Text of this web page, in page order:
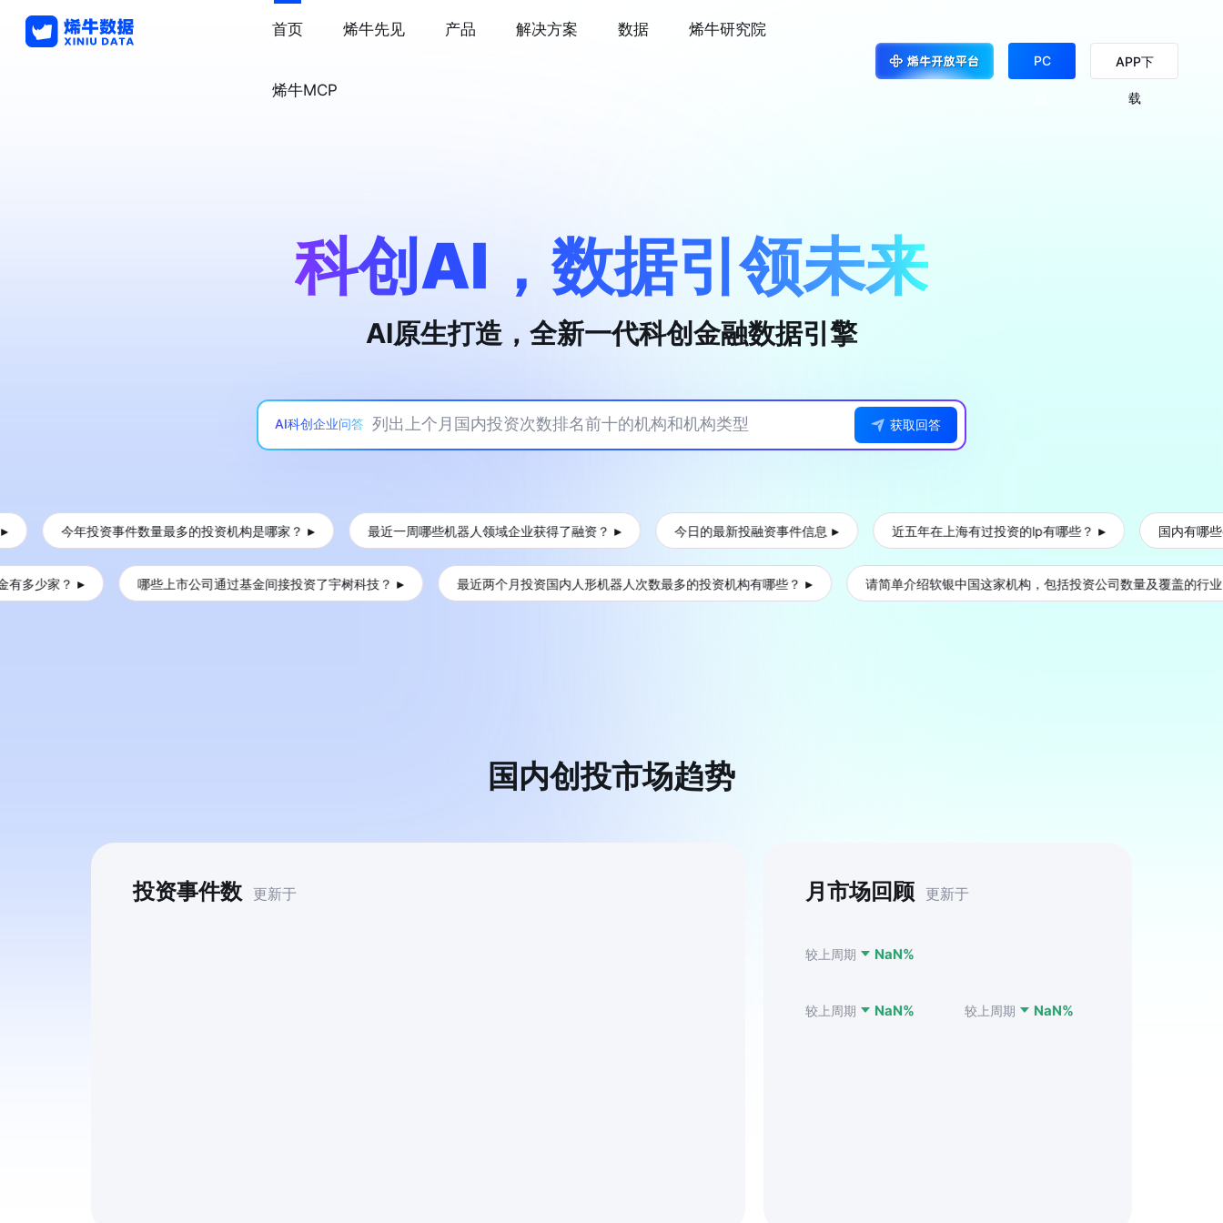
首页 烯牛先见 产品 解决方案 数据 烯牛研究院
烯牛MCP
PC APP下
载
科创AI，数据引领未来
AI原生打造，全新一代科创金融数据引擎
AI科创企业问答 列出上个月国内投资次数排名前十的机构和机构类型 获取回答
今年投资事件数量最多的投资机构是哪家？ 最近一周哪些机器人领域企业获得了融资？ 今日的最新投融资事件信息 近五年在上海有过投资的lp有哪些？ 国内有哪些
家？ 哪些上市公司通过基金间接投资了宇树科技？ 最近两个月投资国内人形机器人次数最多的投资机构有哪些？ 请简单介绍软银中国这家机构，包括投资公司数量及覆盖的行业。
国内创投市场趋势
投资事件数 更新于 月市场回顾 更新于
较上周期 NaN%
较上周期 NaN% 较上周期 NaN%